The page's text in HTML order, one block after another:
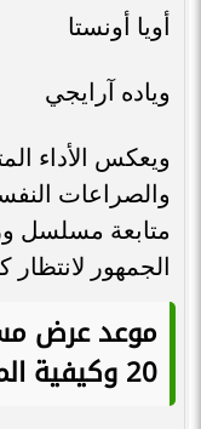
أويا أونستا
وياده آرايجي
ويعكس الأداء
والصراعات
متابعة مسلسل
الجمهور
موعد عرض
20 وكيفية المشاهدة